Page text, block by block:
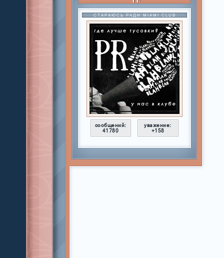
СТАРАЮСЬ РАДИ MIAMI CLUB
сообщений:
41780
уважение:
+158